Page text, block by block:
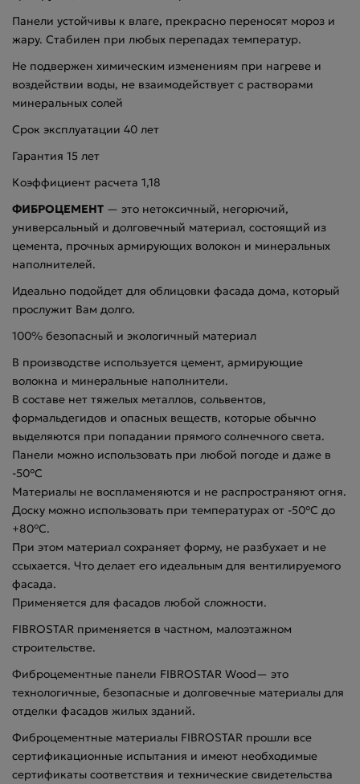
Панели устойчивы к влаге, прекрасно переносят мороз и
жару. Стабилен при любых перепадах температур.
Не подвержен химическим изменениям при нагреве и
воздействии воды, не взаимодействует с растворами
минеральных солей
Срок эксплуатации 40 лет
Гарантия 15 лет
Коэффициент расчета 1,18
ФИБРОЦЕМЕНТ — это нетоксичный, негорючий,
универсальный и долговечный материал, состоящий из
цемента, прочных армирующих волокон и минеральных
наполнителей.
Идеально подойдет для облицовки фасада дома, который
прослужит Вам долго.
100% безопасный и экологичный материал
В производстве используется цемент, армирующие
волокна и минеральные наполнители.
В составе нет тяжелых металлов, сольвентов,
формальдегидов и опасных веществ, которые обычно
выделяются при попадании прямого солнечного света.
Панели можно использовать при любой погоде и даже в
-50°С
Материалы не воспламеняются и не распространяют огня.
Доску можно использовать при температурах от -50°С до
+80°С.
При этом материал сохраняет форму, не разбухает и не
ссыхается. Что делает его идеальным для вентилируемого
фасада.
Применяется для фасадов любой сложности.
FIBROSTAR применяется в частном, малоэтажном
строительстве.
Фиброцементные панели FIBROSTAR Wood— это
технологичные, безопасные и долговечные материалы для
отделки фасадов жилых зданий.
Фиброцементные материалы FIBROSTAR прошли все
сертификационные испытания и имеют необходимые
сертификаты соответствия и технические свидетельства